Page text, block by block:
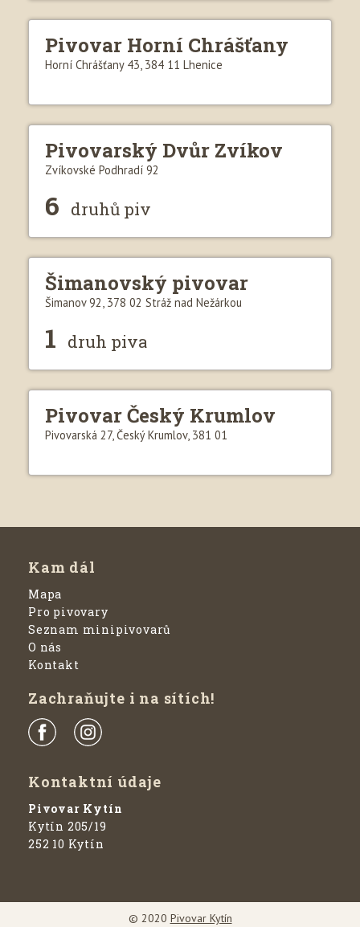
Pivovar Horní Chrášťany
Horní Chrášťany 43, 384 11 Lhenice
Pivovarský Dvůr Zvíkov
Zvíkovské Podhradí 92
6 druhů piv
Šimanovský pivovar
Šimanov 92, 378 02 Stráž nad Nežárkou
1 druh piva
Pivovar Český Krumlov
Pivovarská 27, Český Krumlov, 381 01
Kam dál
Mapa
Pro pivovary
Seznam minipivovarů
O nás
Kontakt
Zachraňujte i na sítích!
Kontaktní údaje
Pivovar Kytín
Kytín 205/19
252 10 Kytín
© 2020 Pivovar Kytín